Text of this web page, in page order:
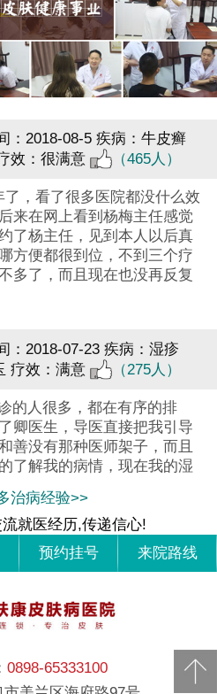
：2018-08-5 疾病：牛皮癣
效：很满意 （465人）
，看了很多医院都没什么效
来在网上看到杨梅主任感觉
了杨主任，见到本人以后真
方便都很到位，不到三个疗
多了，而且现在也没再反复
：2018-07-23 疾病：湿疹
疗效：满意 （275人）
的人很多，都在有序的排
卿医生，导医直接把我引导
善没有那种医师架子，而且
了解我的病情，现在我的湿
治病经验>>
就医经历,传递信心!
预约挂号 来院路线
0898-65333100